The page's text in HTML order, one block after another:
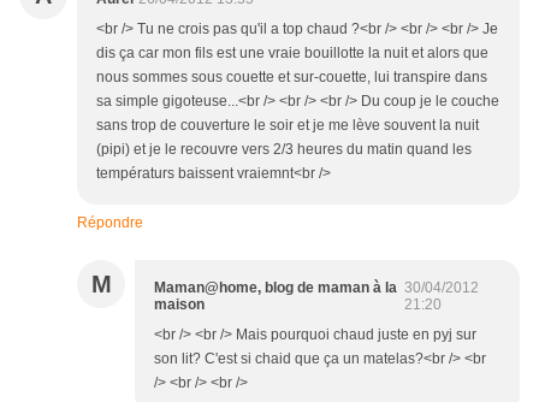
<br /> Tu ne crois pas qu'il a top chaud ?<br /> <br /> <br /> Je
dis ça car mon fils est une vraie bouillotte la nuit et alors que
nous sommes sous couette et sur-couette, lui transpire dans
sa simple gigoteuse...<br /> <br /> <br /> Du coup je le couche
sans trop de couverture le soir et je me lève souvent la nuit
(pipi) et je le recouvre vers 2/3 heures du matin quand les
températurs baissent vraiemnt<br />
Répondre
M
Maman@home, blog de maman à la
maison
30/04/2012
21:20
<br /> <br /> Mais pourquoi chaud juste en pyj sur
son lit? C'est si chaid que ça un matelas?<br /> <br
/> <br /> <br />